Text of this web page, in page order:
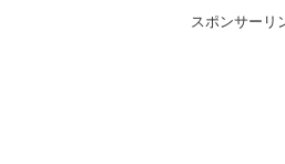
スポンサーリ